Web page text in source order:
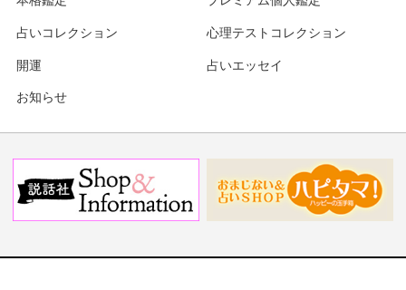
占いコレクション 心理テストコレクション
開運 占いエッセイ
お知らせ